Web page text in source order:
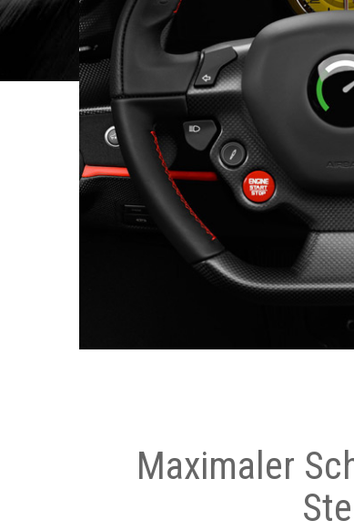
Maximaler